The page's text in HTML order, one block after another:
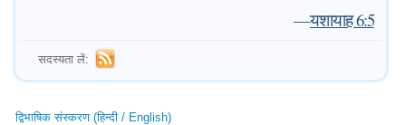
—यशायाह 6:5
सदस्यता लें:
द्विभाषिक संस्करण (हिन्दी / English)